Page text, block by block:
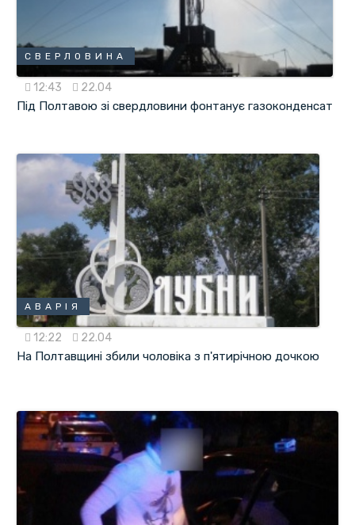
СВЕРЛОВИНА
12:43 22.04
Під Полтавою зі свердловини фонтанує газоконденсат
АВАРІЯ
12:22 22.04
На Полтавщині збили чоловіка з п'ятирічною дочкою